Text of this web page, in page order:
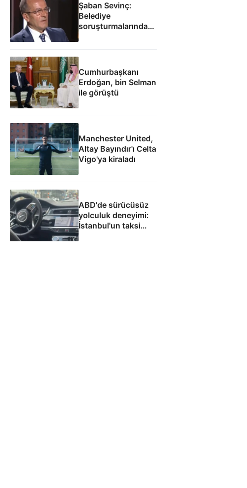
Şaban Sevinç:
Belediye
soruşturmalarında
savunulamayacak
Cumhurbaşkanı
Erdoğan, bin Selman
ile görüştü
Manchester United,
Altay Bayındır'ı Celta
Vigo'ya kiraladı
ABD'de sürücüsüz
yolculuk deneyimi:
İstanbul'un taksi
sorununa çözüm